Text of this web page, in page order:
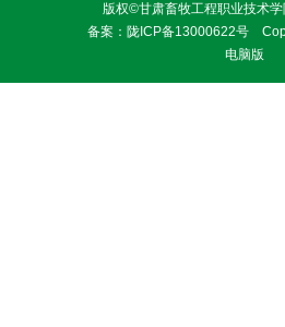
版权©甘肃畜牧工程职业技术
备案： 陇ICP备13000622号
电脑版